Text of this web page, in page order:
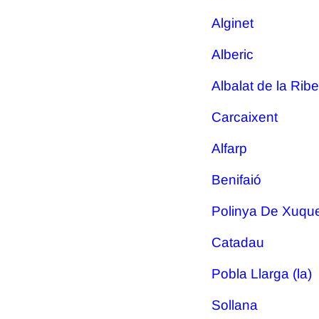
Alginet
Alberic
Albalat de la
Carcaixent
Alfarp
Benifaió
Polinya De
Catadau
Pobla Llarga (la)
Sollana